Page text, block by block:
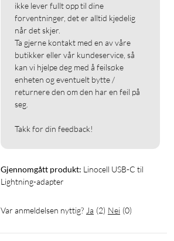
ikke lever fullt opp til dine
forventninger, det er alltid kjedelig
når det skjer.
Ta gjerne kontakt med en av våre
butikker eller vår kundeservice, så
kan vi hjelpe deg med å feilsøke
enheten og eventuelt bytte /
returnere den om den har en feil på
seg.
Takk for din feedback!
Gjennomgått produkt: Linocell USB-C til
Lightning-adapter
Var anmeldelsen nyttig? Ja (2) Nei (0)